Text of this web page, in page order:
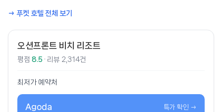
→ 푸켓 호텔 전체 보기
오션프론트 비치 리조트
평점 8.5 · 리뷰 2,314건
최저가 예약처
Agoda 특가 확인 →